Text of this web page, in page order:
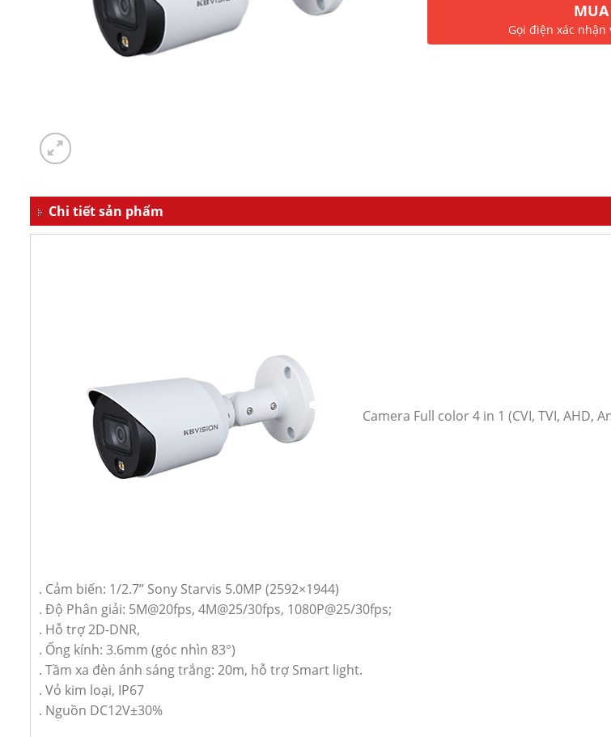
Gọi điện xác
Chi tiết sản phẩm
Camera Full color 4 in 1 (CVI, TVI, AHD,
. Cảm biến: 1/2.7’’ Sony Starvis 5.0MP (2592×1944)
. Độ Phân giải: 5M@20fps, 4M@25/30fps, 1080P@25/30fps;
. Hỗ trợ 2D-DNR,
. Ống kính: 3.6mm (góc nhìn 83°)
. Tầm xa đèn ánh sáng trắng: 20m, hỗ trợ Smart light.
. Vỏ kim loại, IP67
. Nguồn DC12V±30%